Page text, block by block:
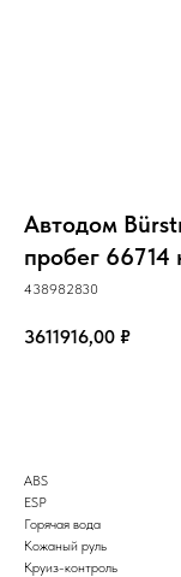
Автодом
пробег 66714
438982830
3611916,00 ₽
ABS
ESP
Горячая вода
Кожаный руль
Круиз-контроль